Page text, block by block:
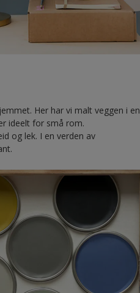
Her har vi malt veggen i en
ideelt for små rom.
og lek. I en verden av